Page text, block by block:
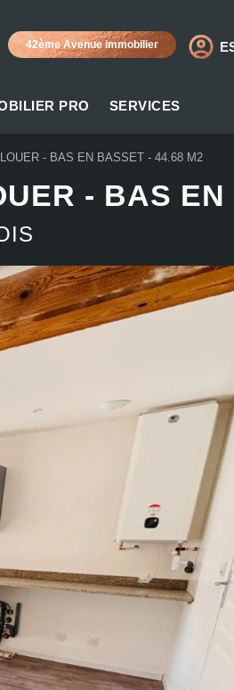
42ème Avenue immobilier
PRO SERVICES
- BAS EN BASSET - 44.68 M2
- BAS EN